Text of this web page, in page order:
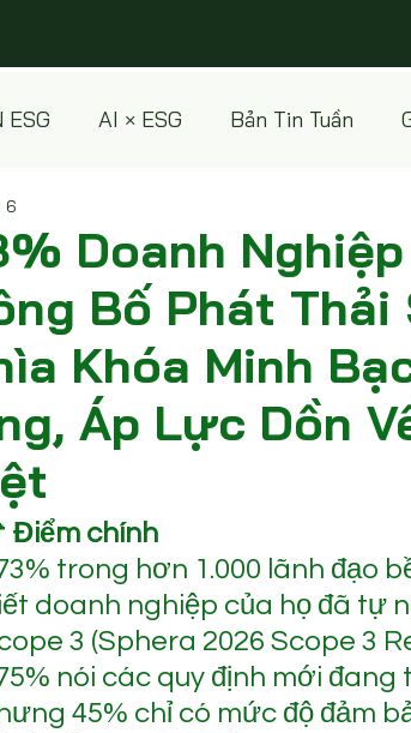
ESG AI × ESG Bản Tin Tuần
Doanh
Bố Phát Thải
Khóa Minh
Áp Lực Dồn
6
Điểm chính
trong hơn 1.000 lãnh đạo
doanh nghiệp của họ đã tự
3 (Sphera 2026 Scope 3
nói các quy định mới
45% chỉ có mức độ đảm